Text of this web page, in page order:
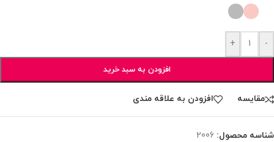
-
+
افزودن به سبد خرید
مقایسه افزودن به علاقه مندی
شناسه محصول: 2006